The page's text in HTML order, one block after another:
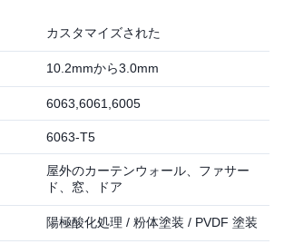
カスタマイズされた
10.2mmから3.0mm
6063,6061,6005
6063-T5
屋外のカーテンウォール、ファサー
ド、窓、ドア
陽極酸化処理 / 粉体塗装 / PVDF 塗装